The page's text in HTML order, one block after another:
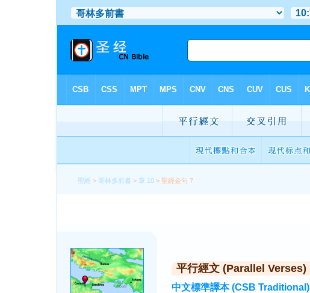
聖經 > 哥林多前書 > 章 10 > 聖經金句 7
平行經文 (Parallel Verses)
中文標準譯本 (CSB Traditional)